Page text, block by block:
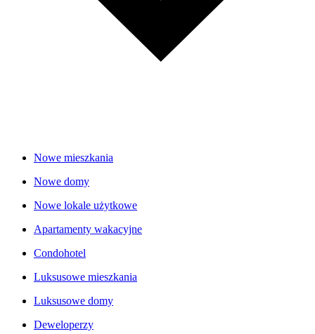
Nowe mieszkania
Nowe domy
Nowe lokale użytkowe
Apartamenty wakacyjne
Condohotel
Luksusowe mieszkania
Luksusowe domy
Deweloperzy